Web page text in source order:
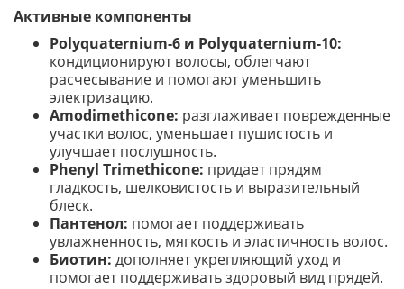
Активные компоненты
Polyquaternium-6 и Polyquaternium-10:
кондиционируют волосы, облегчают
расчесывание и помогают уменьшить
электризацию.
Amodimethicone: разглаживает поврежденные
участки волос, уменьшает пушистость и
улучшает послушность.
Phenyl Trimethicone: придает прядям
гладкость, шелковистость и выразительный
блеск.
Пантенол: помогает поддерживать
увлажненность, мягкость и эластичность волос.
Биотин: дополняет укрепляющий уход и
помогает поддерживать здоровый вид прядей.